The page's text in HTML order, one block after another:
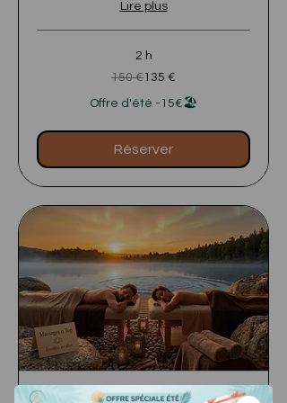
Lire plus
2 h
150 €135 €
Offre d'été -15€🏖️
Réserver